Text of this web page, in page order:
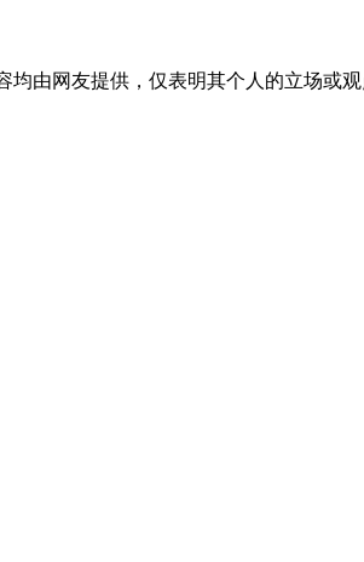
由网友提供，仅表明其个人的立场或